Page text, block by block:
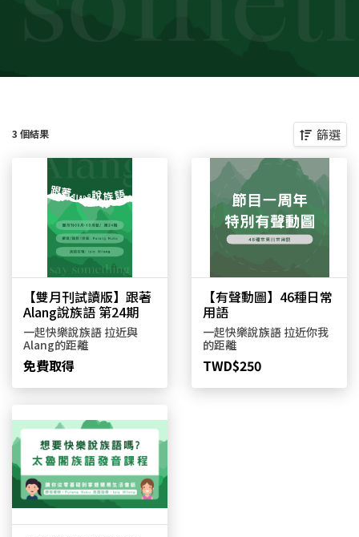
3 個結果 篩選
【雙月刊試讀版】跟著
Alang說族語 第24期
一起快樂說族語 拉近與
Alang的距離
免費取得
【有聲動圖】46種日常
用語
一起快樂說族語 拉近你我
的距離
TWD$250